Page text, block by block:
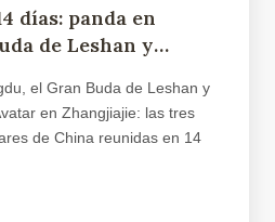
en
de Leshan y
el Gran Buda de Leshan y
en Zhangjiajie: las tres
de China reunidas en 14